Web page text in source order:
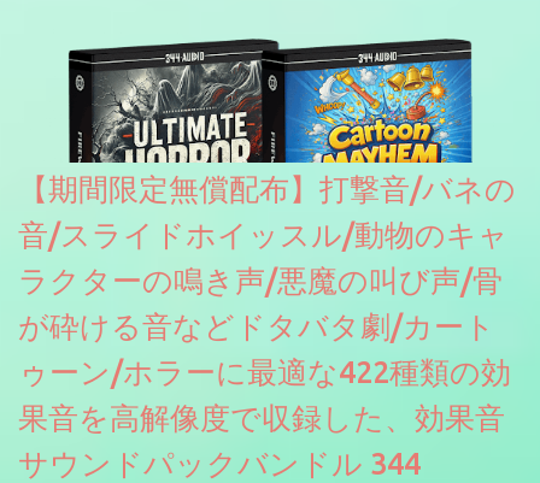
【期間限定無償配布】打撃音/バネの
音/スライドホイッスル/動物のキャ
ラクターの鳴き声/悪魔の叫び声/骨
が砕ける音などドタバタ劇/カート
ゥーン/ホラーに最適な422種類の効
果音を高解像度で収録した、効果音
サウンドパックバンドル 344